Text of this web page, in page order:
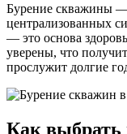
Бурение скважины
централизованных
— это основа
уверены, что
прослужит долгие
Как выбрать